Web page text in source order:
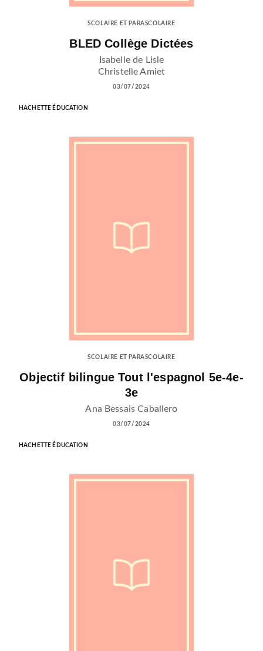
SCOLAIRE ET PARASCOLAIRE
BLED Collège Dictées
Isabelle de Lisle
Christelle Amiet
03/07/2024
HACHETTE ÉDUCATION
SCOLAIRE ET PARASCOLAIRE
Objectif bilingue Tout l'espagnol 5e-4e-
3e
Ana Bessais Caballero
03/07/2024
HACHETTE ÉDUCATION